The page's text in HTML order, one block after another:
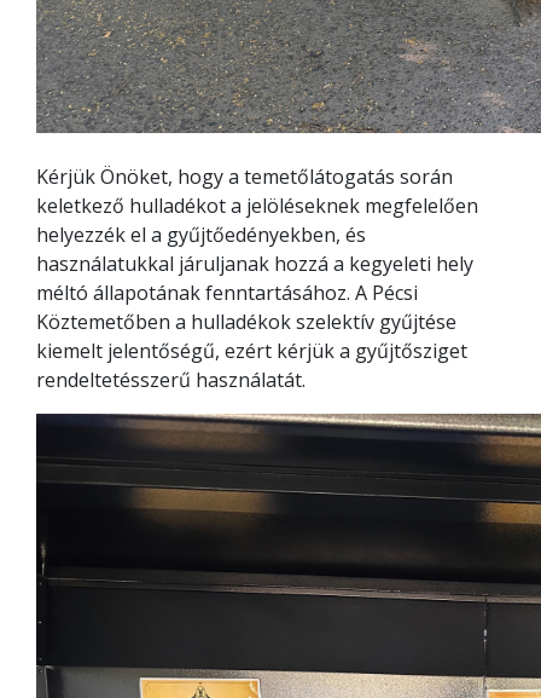
Kérjük Önöket, hogy a temetőlátogatás során
keletkező hulladékot a jelöléseknek megfelelően
helyezzék el a gyűjtőedényekben, és
használatukkal járuljanak hozzá a kegyeleti hely
méltó állapotának fenntartásához. A Pécsi
Köztemetőben a hulladékok szelektív gyűjtése
kiemelt jelentőségű, ezért kérjük a gyűjtősziget
rendeltetésszerű használatát.